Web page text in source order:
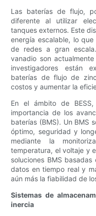
Las baterías de flujo,
diferente al utilizar
tanques externos. Este
energía escalable, lo
de redes a gran
vanadio son
investigadores están
baterías de flujo de
costos y aumentar la
En el ámbito de
importancia de los
baterías (BMS). Un BMS
óptimo, seguridad y
mediante la
temperatura, el voltaje y
soluciones BMS
datos en tiempo real y
aún más la fiabilidad de
Sistemas de
inercia